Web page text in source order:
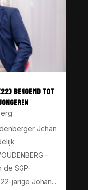
BENOEMD TOT
Johan
–
de SGP-
jarige Johan...